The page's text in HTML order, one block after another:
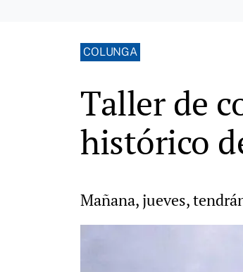
COLUNGA
Taller de
histórico
Mañana, jueves,